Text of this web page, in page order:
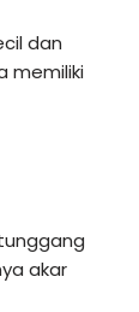
dan
memiliki
akar